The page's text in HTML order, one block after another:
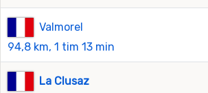
Valmorel
94,8 km, 1 tim 13 min
La Clusaz